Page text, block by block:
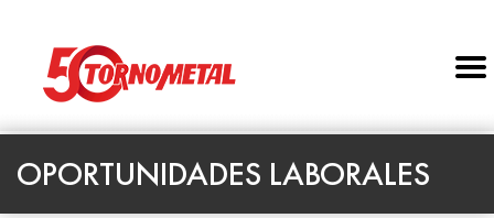
OPORTUNIDADES LABORALES